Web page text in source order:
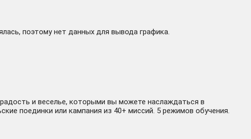
поэтому нет данных для вывода графика.
и веселье, которыми вы можете наслаждаться в
поединки или кампания из 40+ миссий. 5 режимов обучения.